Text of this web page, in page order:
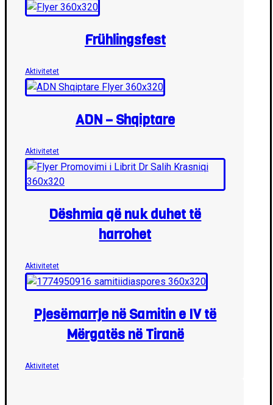
Frühlingsfest
Aktivitetet
ADN – Shqiptare
Aktivitetet
Dëshmia që nuk duhet të
harrohet
Aktivitetet
Pjesëmarrje në Samitin e IV të
Mërgatës në Tiranë
Aktivitetet